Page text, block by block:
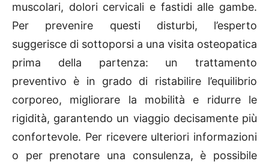
muscolari, dolori cervicali e fastidi alle gambe.
Per prevenire questi disturbi, l’esperto
suggerisce di sottoporsi a una visita osteopatica
prima della partenza: un trattamento
preventivo è in grado di ristabilire l’equilibrio
corporeo, migliorare la mobilità e ridurre le
rigidità, garantendo un viaggio decisamente più
confortevole. Per ricevere ulteriori informazioni
o per prenotare una consulenza, è possibile